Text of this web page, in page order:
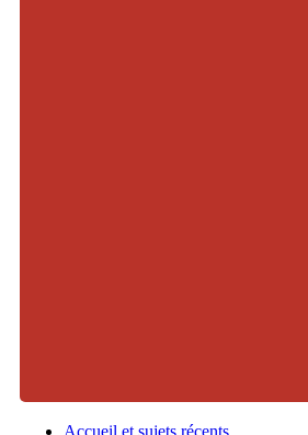
Accueil et sujets récents